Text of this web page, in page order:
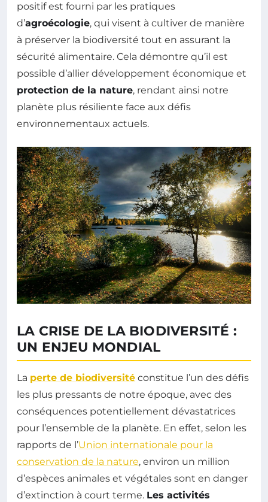
positif est fourni par les pratiques
d’agroécologie, qui visent à cultiver de manière
à préserver la biodiversité tout en assurant la
sécurité alimentaire. Cela démontre qu’il est
possible d’allier développement économique et
protection de la nature, rendant ainsi notre
planète plus résiliente face aux défis
environnementaux actuels.
LA CRISE DE LA BIODIVERSITÉ :
UN ENJEU MONDIAL
La perte de biodiversité constitue l’un des défis
les plus pressants de notre époque, avec des
conséquences potentiellement dévastatrices
pour l’ensemble de la planète. En effet, selon les
rapports de l’Union internationale pour la
conservation de la nature, environ un million
d’espèces animales et végétales sont en danger
d’extinction à court terme. Les activités